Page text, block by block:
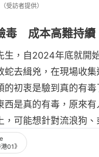
受訪者提供）
毒 成本高難持續
生，自2024年底就開
蛇去緝兇，在現場收
的初衷是驗到真的有
西是真的有毒，原來
，可能想針對流浪狗
01》